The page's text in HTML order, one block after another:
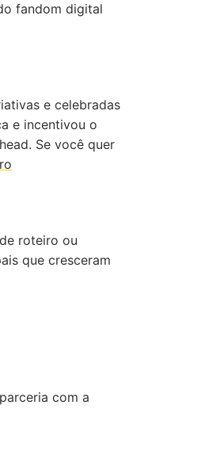
fandom digital
e celebradas
e incentivou o
Se você quer
roteiro ou
que cresceram
com a